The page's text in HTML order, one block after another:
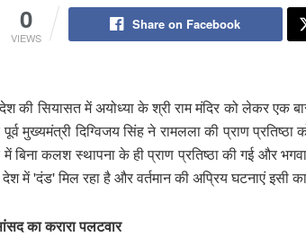
0
VIEWS
Share on Facebook
की सियासत में अयोध्या के श्री राम मंदिर को लेकर एक
मुख्यमंत्री दिग्विजय सिंह ने रामलला की प्राण
में बिना कलश स्थापना के ही प्राण प्रतिष्ठा की गई और
में 'दंड' मिल रहा है और वर्तमान की अप्रिय घटनाएं इसी
का करारा पलटवार